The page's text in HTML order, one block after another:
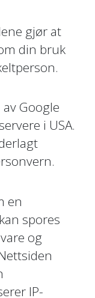
gjør at
din bruk
Google
i USA.
en
spores
og
IP-